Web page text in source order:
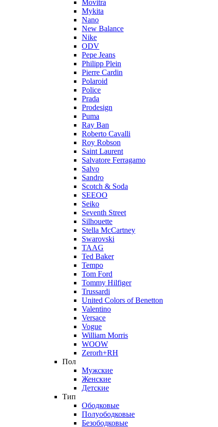
Movitra
Mykita
Nano
New Balance
Nike
ODV
Pepe Jeans
Philipp Plein
Pierre Cardin
Polaroid
Police
Prada
Prodesign
Puma
Ray Ban
Roberto Cavalli
Roy Robson
Saint Laurent
Salvatore Ferragamo
Salvo
Sandro
Scotch & Soda
SEEOO
Seiko
Seventh Street
Silhouette
Stella McCartney
Swarovski
TAAG
Ted Baker
Tempo
Tom Ford
Tommy Hilfiger
Trussardi
United Colors of Benetton
Valentino
Versace
Vogue
William Morris
WOOW
Zerorh+RH
Пол
Мужские
Женские
Детские
Тип
Ободковые
Полуободковые
Безободковые